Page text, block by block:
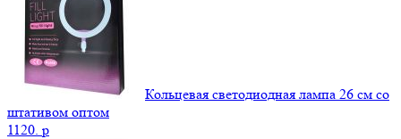
Кольцевая светодиодная лампа 26 см со
штативом оптом
1120. p